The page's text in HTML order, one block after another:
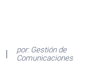
por: Gestión de
Comunicaciones